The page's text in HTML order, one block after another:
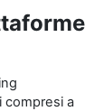
compresi a